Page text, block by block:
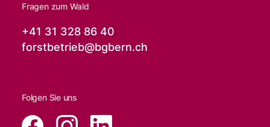
Fragen zum Wald
+41 31 328 86 40
forstbetrieb@bgbern.ch
Folgen Sie uns